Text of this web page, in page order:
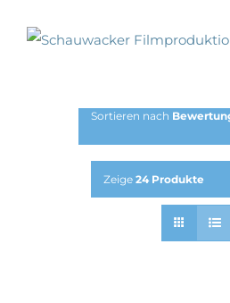
Inhalt
Sortieren nach
Zeige 24 Produkte